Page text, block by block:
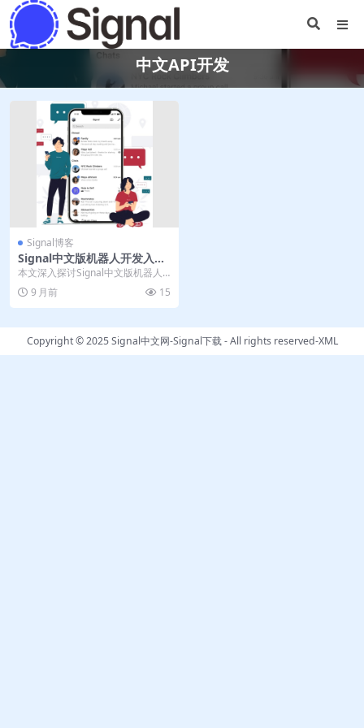
中文API开发
Signal博客
Signal中文版机器人开发入门
｜电脑版中文API
本文深入探讨Signal中文版机器人
开发的全流程，从入门指南到API核
心功能解析...
9 月前 15
Copyright © 2025Signal中文网-Signal下载- All rights reserved-XML